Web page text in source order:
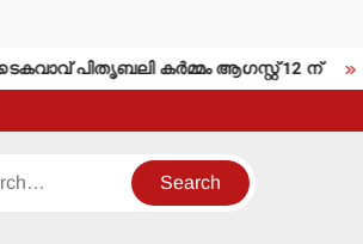
പിതൃബലി കര്‍മ്മം ആഗസ്റ്റ് 12 ന്